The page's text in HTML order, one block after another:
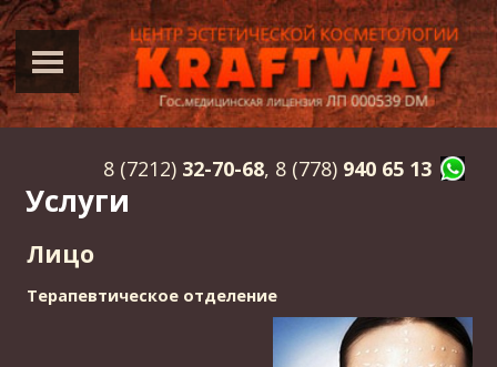
8 (7212) 32-70-68, 8 (778) 940 65 13
Услуги
Лицо
Терапевтическое отделение